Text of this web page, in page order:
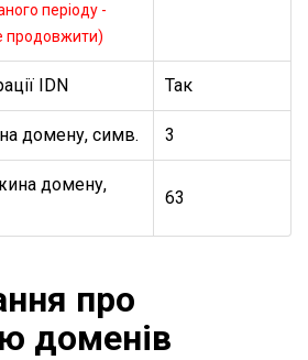
періоду -
продовжити)
IDN Так
домену, симв. 3
домену,
63
про
доменів